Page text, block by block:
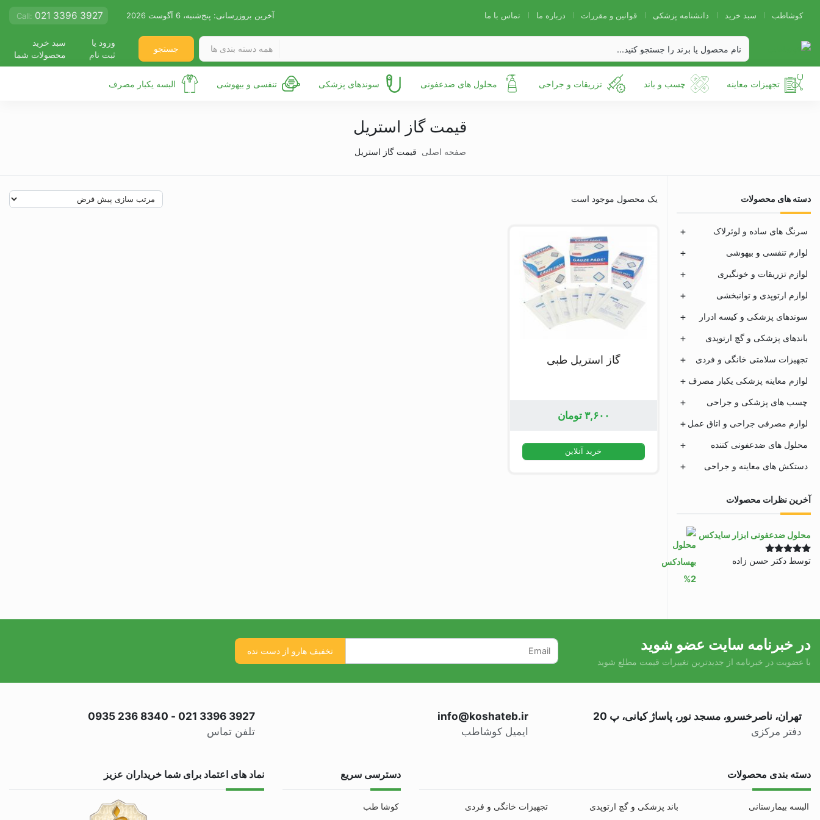
کوشاطب سبد خرید دانشنامه پزشکی قوانین و مقررات درباره ما تماس با ما آخرین بروزرسانی: پنج‌شنبه، 6 آگوست 2026 Call: 021 3396 3927
همه دسته بندی ها جستجو
ورود یا
ثبت نام
سبد خرید
محصولات شما
تجهیزات معاینه چسب و باند تزریقات و جراحی محلول های ضدعفونی سوندهای پزشکی تنفسی و بیهوشی البسه یکبار مصرف
قیمت گاز استریل
صفحه اصلی قیمت گاز استریل
دسته های محصولات
سرنگ های ساده و لوئرلاک
لوازم تنفسی و بیهوشی
لوازم تزریقات و خونگیری
لوازم ارتوپدی و توانبخشی
سوندهای پزشکی و کیسه ادرار
باندهای پزشکی و گچ ارتوپدی
تجهیزات سلامتی خانگی و فردی
لوازم معاینه پزشکی یکبار مصرف
چسب های پزشکی و جراحی
لوازم مصرفی جراحی و اتاق عمل
محلول های ضدعفونی کننده
دستکش های معاینه و جراحی
آخرین نظرات محصولات
محلول ضدعفونی ابزار سایدکس
نمره5از 5
توسط دکتر حسن زاده
یک محصول موجود است
گاز استریل طبی
۳,۶۰۰تومان
خرید آنلاین
در خبرنامه سایت عضو شوید
با عضویت در خبرنامه از جدیدترین تغییرات قیمت مطلع شوید
تهران، ناصرخسرو، مسجد نور، پاساژ کیانی، پ 20
دفتر مرکزی
info@koshateb.ir
ایمیل کوشاطب
021 3396 3927
-
0935 236 8340
تلفن تماس
دسته بندی محصولات
البسه بیمارستانی باند پزشکی و گچ ارتوپدی تجهیزات خانگی و فردی
دسترسی سریع
کوشا طب
نماد های اعتماد برای شما خریداران عزیز